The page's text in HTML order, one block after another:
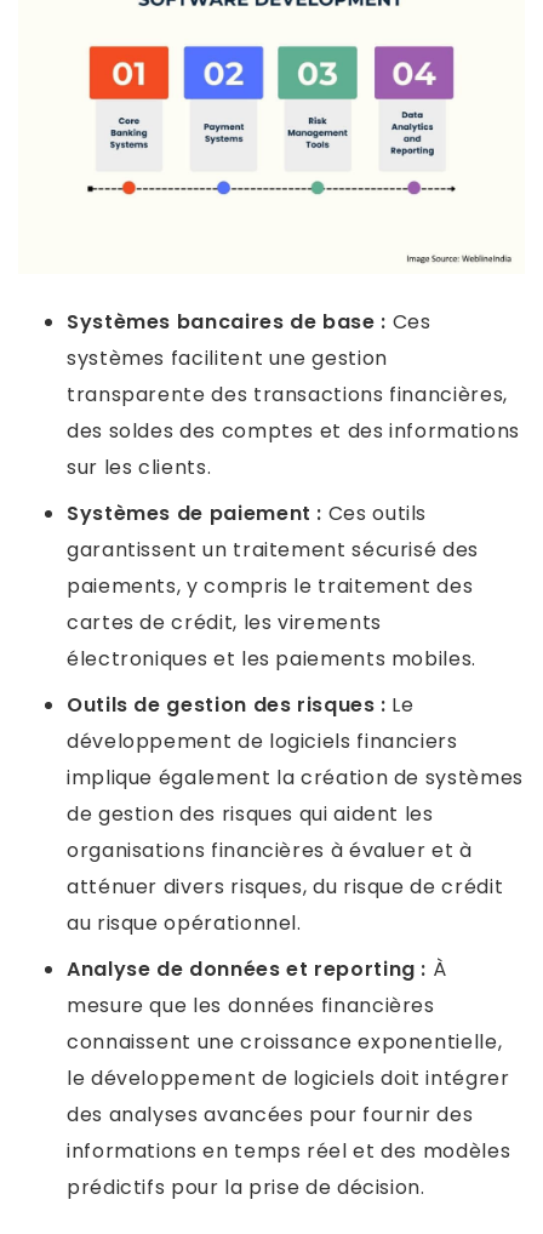
Systèmes bancaires de base : Ces
systèmes facilitent une gestion
transparente des transactions financières,
des soldes des comptes et des informations
sur les clients.
Systèmes de paiement : Ces outils
garantissent un traitement sécurisé des
paiements, y compris le traitement des
cartes de crédit, les virements
électroniques et les paiements mobiles.
Outils de gestion des risques : Le
développement de logiciels financiers
implique également la création de systèmes
de gestion des risques qui aident les
organisations financières à évaluer et à
atténuer divers risques, du risque de crédit
au risque opérationnel.
Analyse de données et reporting : À
mesure que les données financières
connaissent une croissance exponentielle,
le développement de logiciels doit intégrer
des analyses avancées pour fournir des
informations en temps réel et des modèles
prédictifs pour la prise de décision.